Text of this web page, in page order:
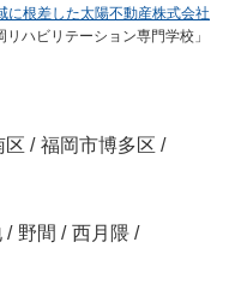
に根差した太陽不動産株式会社
ハビリテーション専門学校」
区 / 福岡市博多区 /
/ 野間 / 西月隈 /